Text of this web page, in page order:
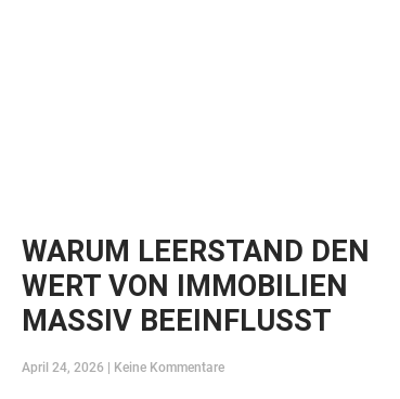
WARUM LEERSTAND DEN
WERT VON IMMOBILIEN
MASSIV BEEINFLUSST
April 24, 2026 Keine Kommentare